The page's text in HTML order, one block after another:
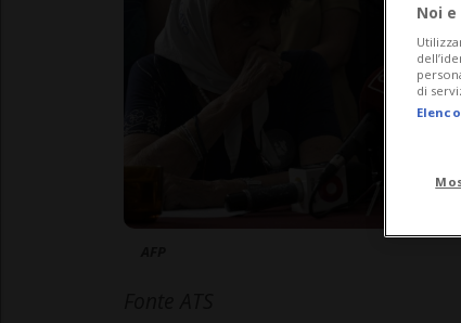
Noi
di